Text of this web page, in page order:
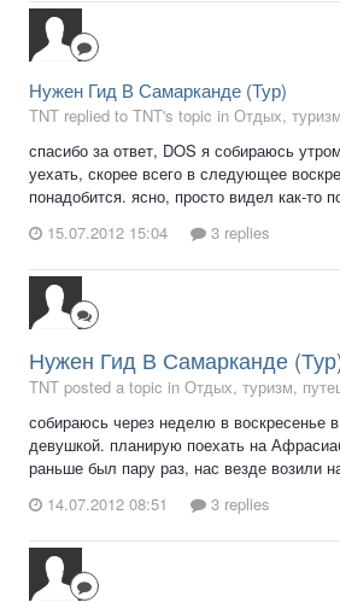
Нужен Гид В Самарканде (Тур)
TNT replied to TNT's topic in Отдых,
спасибо за ответ, DOS я собираюсь
уехать, скорее всего в следующее
понадобится. ясно, просто видел как-то
15.07.2012 15:04
3 replies
Нужен Гид В Самарканде
TNT posted a topic in Отдых, туризм,
собираюсь через неделю в воскресенье
девушкой. планирую поехать на
раньше был пару раз, нас везде возили
14.07.2012 08:51
3 replies